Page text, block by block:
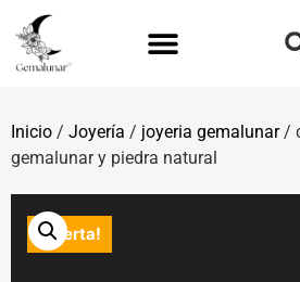
Inicio / Joyería / joyeria gemalunar/
gemalunar y piedra natural
¡Oferta!